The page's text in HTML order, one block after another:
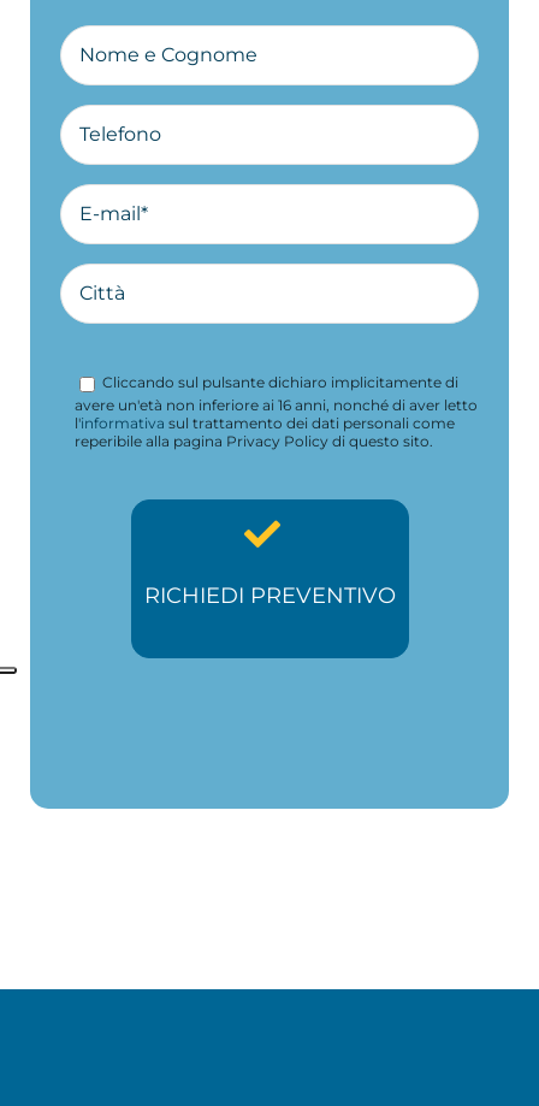
Cliccando sul pulsante dichiaro implicitamente di
avere un'età non inferiore ai 16 anni, nonché di aver letto
l'informativa sul trattamento dei dati personali come
reperibile alla pagina Privacy Policy di questo sito.